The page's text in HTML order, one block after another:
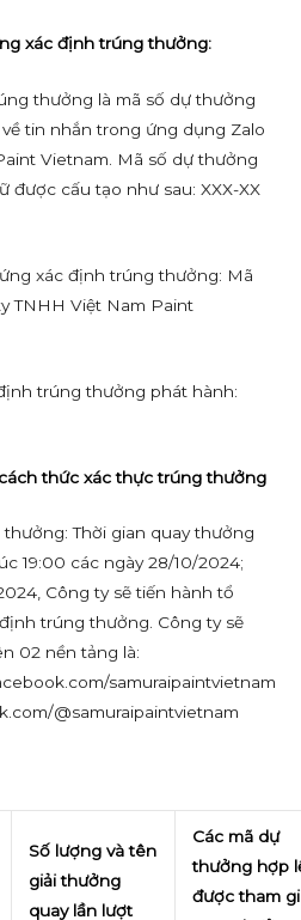
xác định trúng thưởng:
thưởng là mã số dự thưởng
tin nhắn trong ứng dụng Zalo
Vietnam. Mã số dự thưởng
được cấu tạo như sau: XXX-XX
xác định trúng thưởng: Mã
TNHH Việt Nam Paint
trúng thưởng phát hành:
thức xác thực trúng thưởng
Thời gian quay thưởng
19:00 các ngày 28/10/2024;
Công ty sẽ tiến hành tổ
trúng thưởng. Công ty sẽ
02 nền tảng là:
samuraipaintvietnam
@samuraipaintvietnam
Số lượng và tên
giải thưởng
quay lần lượt
Cácmã dự
thưởng hợp
đượctham